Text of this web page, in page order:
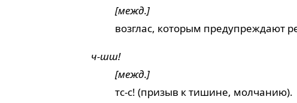
[межд.]
возглас, которым предупреждают
ч-шш!
[межд.]
тс-с! (призыв к тишине, молчанию).